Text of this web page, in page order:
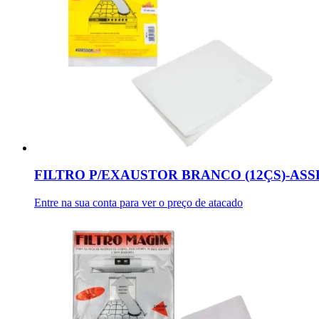
FILTRO P/EXAUSTOR BRANCO (12ÇS)-
Entre na sua conta para ver o preço de atacado